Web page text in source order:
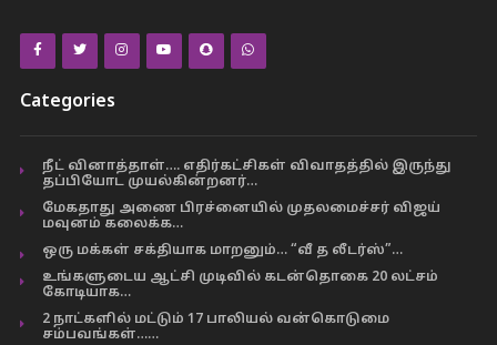
Categories
நீட் வினாத்தாள்…. எதிர்கட்சிகள் விவாதத்தில் இருந்து
தப்பியோட முயல்கின்றனர்…
மேகதாது அணை பிரச்னையில் முதலமைச்சர் விஜய்
மவுனம் கலைக்க…
ஒரு மக்கள் சக்தியாக மாறனும்… “வீ த லீடர்ஸ்”…
உங்களுடைய ஆட்சி முடிவில் கடன்தொகை 20 லட்சம்
கோடியாக…
2 நாட்களில் மட்டும் 17 பாலியல் வன்கொடுமை
சம்பவங்கள்……